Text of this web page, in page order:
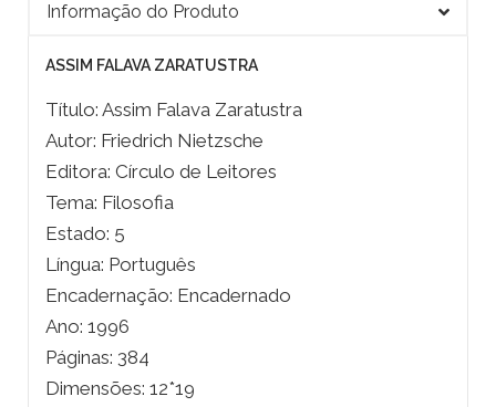
Informação do Produto
ASSIM FALAVA ZARATUSTRA
Título: Assim Falava Zaratustra
Autor: Friedrich Nietzsche
Editora: Círculo de Leitores
Tema: Filosofia
Estado: 5
Língua: Português
Encadernação: Encadernado
Ano: 1996
Páginas: 384
Dimensões: 12*19